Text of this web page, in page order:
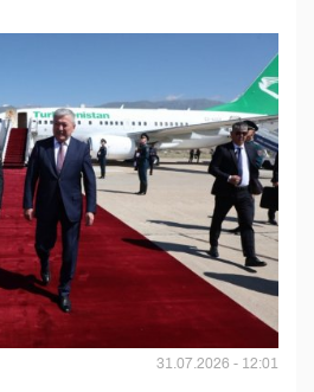
31.07.2026 - 12:01